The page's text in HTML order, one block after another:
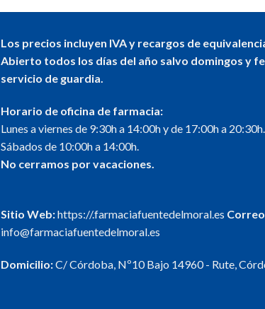
múltiples
variantes.
Las
se
en
la
producto
Los precios incluyen IVA y recargos de
Abierto todos los días del año salvo domingos y
servicio de guardia.
Horario de oficina de farmacia:
Lunes a viernes de 9:30h a 14:00h y de 17:00h a 20:30h.
Sábados de 10:00h a 14:00h.
No cerramos por vacaciones.
Sitio Web:https://.farmaciafuentedelmoral.es
info@farmaciafuentedelmoral.es
Domicilio:C/ Córdoba, Nº10 Bajo 14960 - Rute,